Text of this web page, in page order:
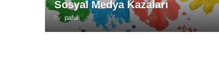
Sosyal Medya Kazaları
by pafuli